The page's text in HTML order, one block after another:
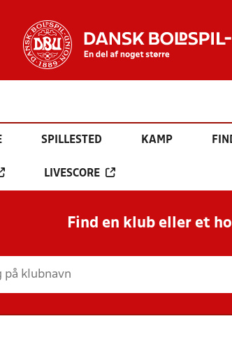
SPILLESTED KAMP
LIVESCORE
Find en klub eller et